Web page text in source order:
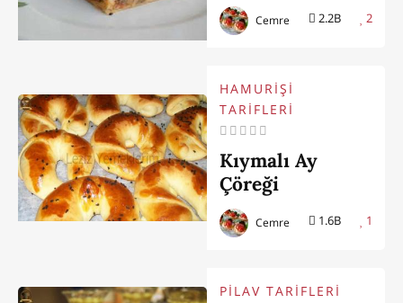
2.2B 2
Cemre
HAMURİŞİ
TARİFLERİ
Kıymalı Ay
Çöreği
1.6B 1
Cemre
PİLAV TARİFLERİ